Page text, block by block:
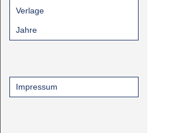
Verlage
Jahre
Impressum